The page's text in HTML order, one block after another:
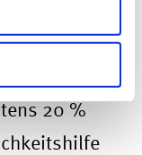
der
20 %